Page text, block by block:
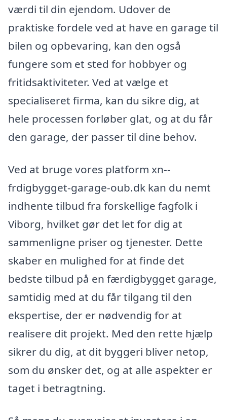
værdi til din ejendom. Udover de
praktiske fordele ved at have en garage til
bilen og opbevaring, kan den også
fungere som et sted for hobbyer og
fritidsaktiviteter. Ved at vælge et
specialiseret firma, kan du sikre dig, at
hele processen forløber glat, og at du får
den garage, der passer til dine behov.
Ved at bruge vores platform xn--
frdigbygget-garage-oub.dk kan du nemt
indhente tilbud fra forskellige fagfolk i
Viborg, hvilket gør det let for dig at
sammenligne priser og tjenester. Dette
skaber en mulighed for at finde det
bedste tilbud på en færdigbygget garage,
samtidig med at du får tilgang til den
ekspertise, der er nødvendig for at
realisere dit projekt. Med den rette hjælp
sikrer du dig, at dit byggeri bliver netop,
som du ønsker det, og at alle aspekter er
taget i betragtning.